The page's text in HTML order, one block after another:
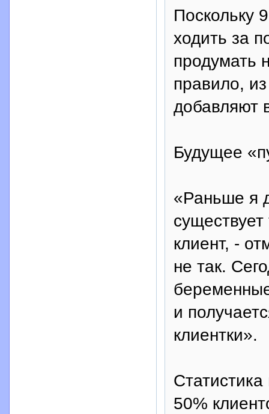
Поскольку
ходить за
продумать
правило,
добавляют
Будущее
«Раньше я
существует
клиент, -
не так.
и
клиентки».
50%